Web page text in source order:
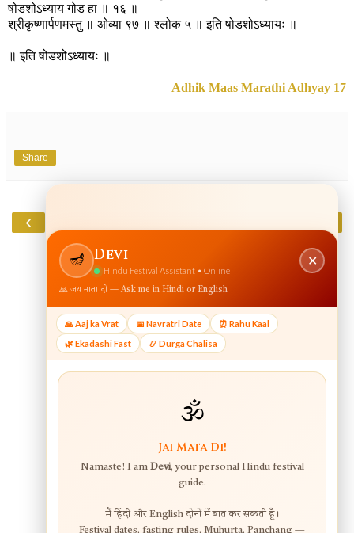
षोडशोऽध्याय गोड हा ॥ १६ ॥
श्रीकृष्णार्पणमस्तु ॥ ओव्या ९७ ॥ श्लोक ५ ॥ इति षोडशोऽध्यायः ॥
॥ इति षोडशोऽध्यायः ॥
Adhik Maas Marathi Adhyay 17
Share
‹